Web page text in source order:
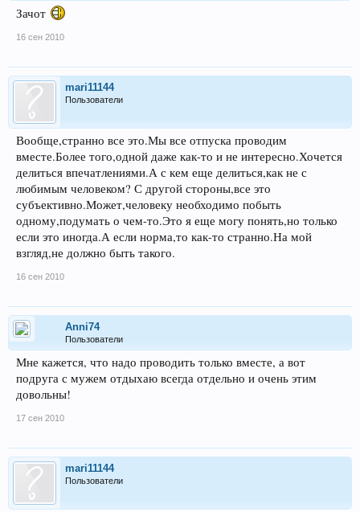
Зачот
16 сен 2010
mari11144
Пользователи
Вообще,странно все это.Мы все отпуска проводим
вместе.Более того,одной даже как-то и не интересно.Хочется
делиться впечатлениями.А с кем еще делиться,как не с
любимым человеком? С другой стороны,все это
субъективно.Может,человеку необходимо побыть
одному,подумать о чем-то.Это я еще могу понять,но только
если это иногда.А если норма,то как-то странно.На мой
взгляд,не должно быть такого.
16 сен 2010
Anni74
Пользователи
Мне кажется, что надо проводить только вместе, а вот
подруга с мужем отдыхаю всегда отдельно и очень этим
довольны!
17 сен 2010
mari11144
Пользователи